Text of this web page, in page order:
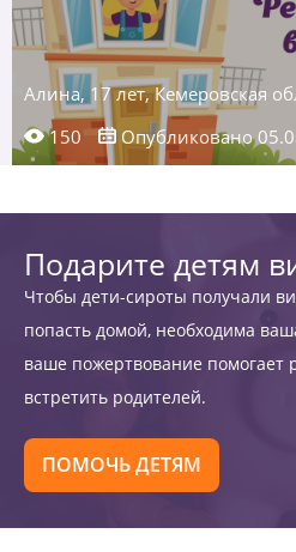
Алина, 17 лет, Кемеровская
150
Опубликовано
Подарите детям
Чтобы дети-сироты получали
попасть домой, необходима
ваше пожертвование помогает
встретить родителей.
ПОМОЧЬ ДЕТЯМ